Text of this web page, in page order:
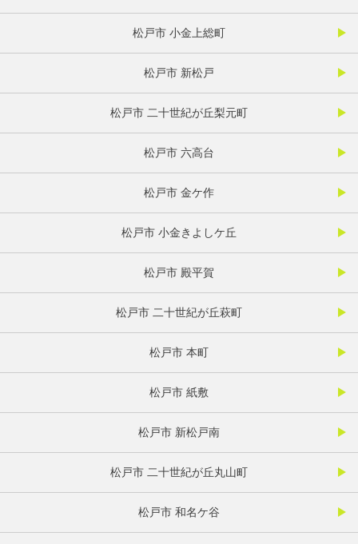
松戸市 小金上総町
松戸市 新松戸
松戸市 二十世紀が丘梨元町
松戸市 六高台
松戸市 金ケ作
松戸市 小金きよしケ丘
松戸市 殿平賀
松戸市 二十世紀が丘萩町
松戸市 本町
松戸市 紙敷
松戸市 新松戸南
松戸市 二十世紀が丘丸山町
松戸市 和名ケ谷